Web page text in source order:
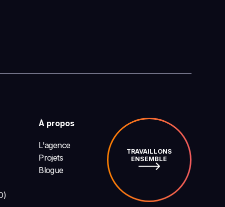
À propos
L'agence
Projets
Blogue
TRAVAILLONS
ENSEMBLE